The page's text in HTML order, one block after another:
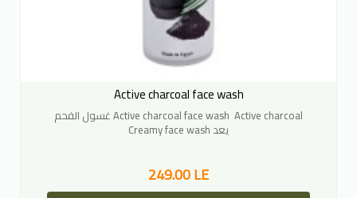
Active charcoal face wash
غسول الفحم Active charcoal face wash Active charcoal
Creamy face wash يعد
249.00 LE